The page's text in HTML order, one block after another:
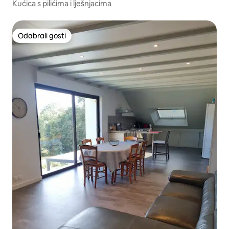
Kućica s pilićima i lješnjacima
Odabrali gosti
Odabrali gosti